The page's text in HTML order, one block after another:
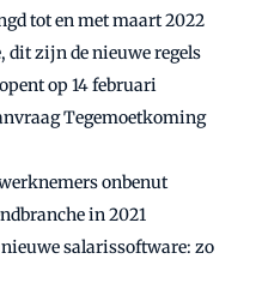
tot en met maart 2022
zijn de nieuwe regels
op 14 februari
Tegemoetkoming
onbenut
in 2021
salarissoftware: zo